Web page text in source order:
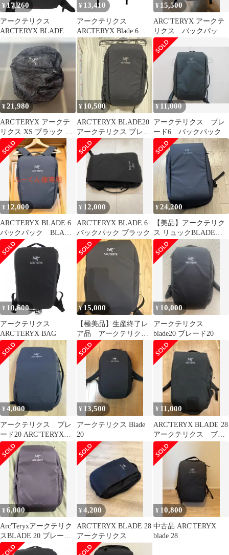
¥ 17,260
アークテリクス
ARCTERYX BLADE 6
ブレード バックパック
メンズ 表記無
¥ 13,410
アークテリクス
ARCTERYX Blade 6
Backpack メンズ 表記無
¥ 15,500
ARC’TERYX アークテ
リクス バックパック
Blade 28 ブレード28
¥21,980
ARC'TERYX アークテ
リクス XS ブラック バ
ッグ レインカバー
¥ 10,500
ARC'TERYX BLADE20
アークテリクス ブレー
ド20
¥11,000
アークテリクス ブレ
ード6 バックパック
¥ 12,000
ARC'TERYX BLADE 6
バックパック BLACK
アークテリクス
¥ 12,000
ARC'TERYX BLADE 6
バックパック ブラック
¥24,200
【美品】アークテリク
ス リュックBLADE
28Backpackデイバッグ
廃盤
¥ 10,600
アークテリクス
ARC'TERYX BAG
¥ 15,000
【極美品】生産終了レ
ア品 アークテリク
ス リュック ブレー
ド6 ブラック
¥ 10,000
アークテリクス
blade20 ブレード20
¥4,000
アークテリクス ブレ
ード20 ARC’TERYX
BLADE20
¥ 13,500
アークテリクス Blade
20
¥ 11,000
ARC'TERYX BLADE 28
アークテリクス ブレ
ード 28
¥6,000
Arc'Teryxアークテリク
スBLADE 20 ブレード
20 正規品
¥4,200
ARC'TERYX BLADE 28
アークテリクス
¥ 10,800
中古品 ARC'TERYX
blade 28